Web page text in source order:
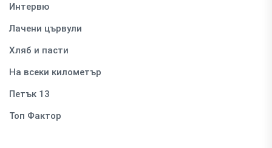
Интервю
Лачени цървули
Хляб и пасти
На всеки километър
Петък 13
Топ Фактор